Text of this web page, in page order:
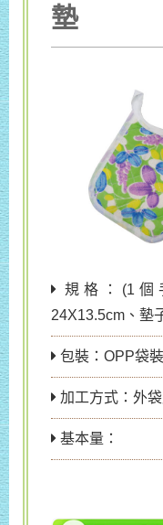
墊
規格：(1個
24X13.5cm、墊
包裝：OPP袋裝
加工方式：外
基本量：